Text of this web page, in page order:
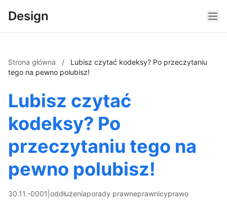
Design
Strona główna /
Lubisz czytać kodeksy? Po przeczytaniu
tego na pewno polubisz!
Lubisz czytać
kodeksy? Po
przeczytaniu tego na
pewno polubisz!
30.11.-0001 oddłużeniaporady prawneprawnicyprawo